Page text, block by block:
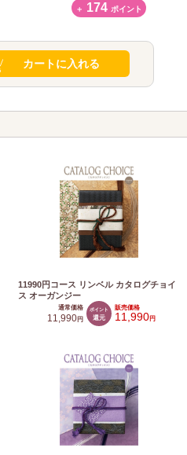
＋ 174 ポイント
カートに入れる
11990円コース リンベル カタログチョイ
ス オーガンジー
通常価格
11,990円
販売価格
11,990円
ポイント
還元